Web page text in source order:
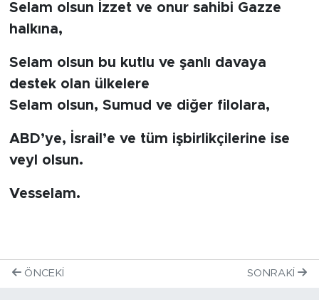
Selam olsun İzzet ve onur sahibi Gazze
halkına,
Selam olsun bu kutlu ve şanlı davaya
destek olan ülkelere
Selam olsun, Sumud ve diğer filolara,
ABD’ye, İsrail’e ve tüm işbirlikçilerine ise
veyl olsun.
Vesselam.
ÖNCEKI SONRAKI